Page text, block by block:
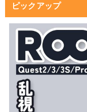
ピックアップ